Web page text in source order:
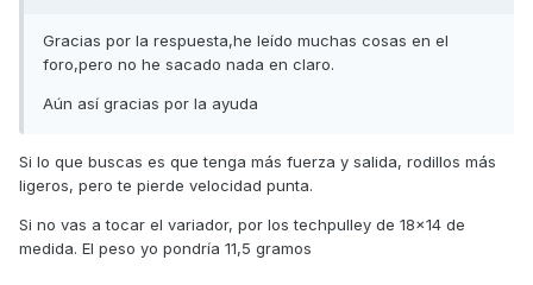
Gracias por la respuesta,he leído muchas cosas en el
foro,pero no he sacado nada en claro.
Aún así gracias por la ayuda
Si lo que buscas es que tenga más fuerza y salida, rodillos más
ligeros, pero te pierde velocidad punta.
Si no vas a tocar el variador, por los techpulley de 18x14 de
medida. El peso yo pondría 11,5 gramos